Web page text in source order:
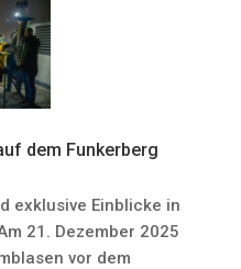
dem Funkerberg
exklusive Einblicke in
21. Dezember 2025
vor dem